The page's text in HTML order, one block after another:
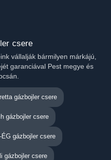
csere
vállalják bármilyen márkájú,
garanciával Pest megye és
gázbojler csere
gázbojler csere
ÉG gázbojler csere
gázbojler csere